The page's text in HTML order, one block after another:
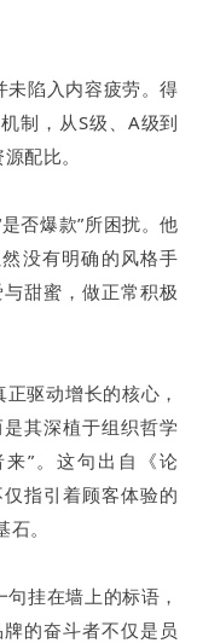
未陷入内容疲劳。得
制，从S级、A级到
配比。
否爆款”所困扰。他
没有明确的风格手
甜蜜，做正常积极
驱动增长的核心，
其深植于组织哲学
”。这句出自《论
指引着顾客体验的
。
挂在墙上的标语，
的奋斗者不仅是员